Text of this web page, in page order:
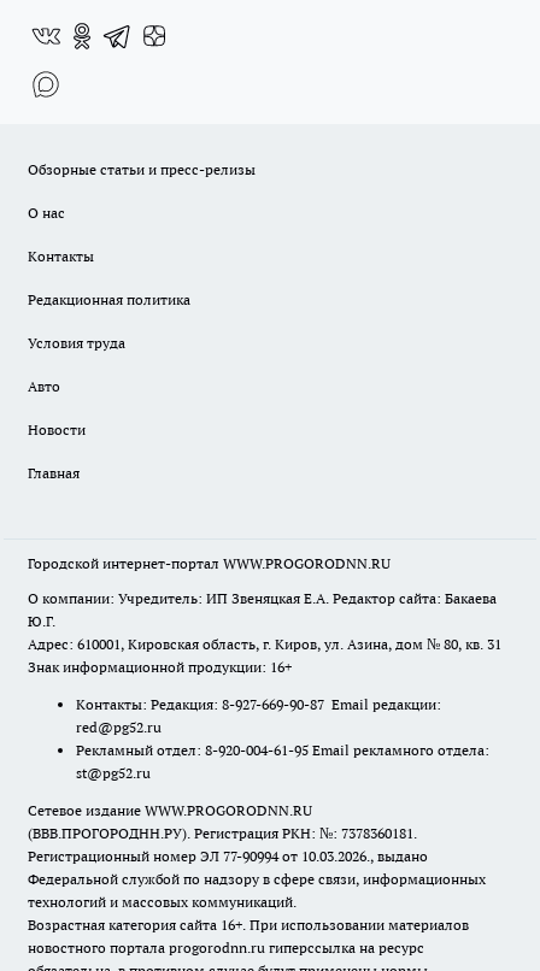
Обзорные статьи и пресс-релизы
О нас
Контакты
Редакционная политика
Условия труда
Авто
Новости
Главная
Городской интернет-портал WWW.PROGORODNN.RU
О компании: Учредитель: ИП Звеняцкая Е.А. Редактор сайта: Бакаева
Ю.Г.
Адрес: 610001, Кировская область, г. Киров, ул. Азина, дом № 80, кв. 31
Знак информационной продукции: 16+
Контакты: Редакция: 8-927-669-90-87 Email редакции:
red@pg52.ru
Рекламный отдел: 8-920-004-61-95 Email рекламного отдела:
st@pg52.ru
Сетевое издание WWW.PROGORODNN.RU
(ВВВ.ПРОГОРОДНН.РУ). Регистрация РКН: №: 7378360181.
Регистрационный номер ЭЛ 77-90994 от 10.03.2026., выдано
Федеральной службой по надзору в сфере связи, информационных
технологий и массовых коммуникаций.
Возрастная категория сайта 16+. При использовании материалов
новостного портала progorodnn.ru гиперссылка на ресурс